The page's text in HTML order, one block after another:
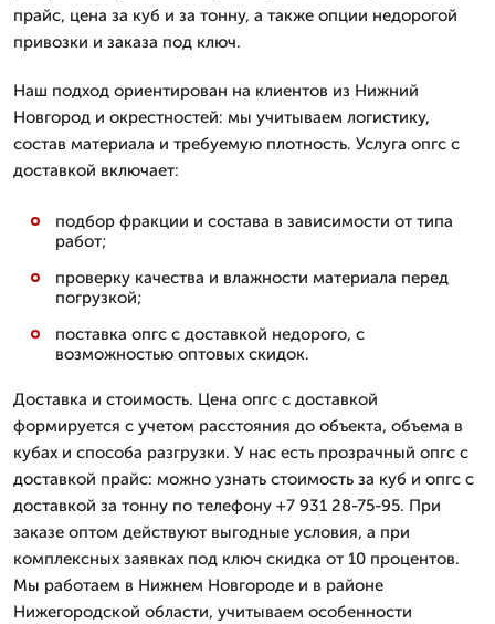
прайс, цена за куб и за тонну, а также опции недорогой
привозки и заказа под ключ.
Наш подход ориентирован на клиентов из Нижний
Новгород и окрестностей: мы учитываем логистику,
состав материала и требуемую плотность. Услуга опгс с
доставкой включает:
подбор фракции и состава в зависимости от типа
работ;
проверку качества и влажности материала перед
погрузкой;
поставка опгс с доставкой недорого, с
возможностью оптовых скидок.
Доставка и стоимость. Цена опгс с доставкой
формируется с учетом расстояния до объекта, объема в
кубах и способа разгрузки. У нас есть прозрачный опгс с
доставкой прайс: можно узнать стоимость за куб и опгс с
доставкой за тонну по телефону +7 931 28-75-95. При
заказе оптом действуют выгодные условия, а при
комплексных заявках под ключ скидка от 10 процентов.
Мы работаем в Нижнем Новгороде и в районе
Нижегородской области, учитываем особенности